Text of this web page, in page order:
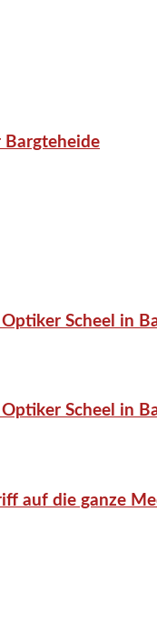
Bargteheide
Scheel in
Scheel in
auf die ganze